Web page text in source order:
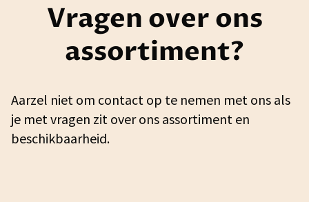
Vragen over ons
assortiment?
Aarzel niet om contact op te nemen met ons als
je met vragen zit over ons assortiment en
beschikbaarheid.